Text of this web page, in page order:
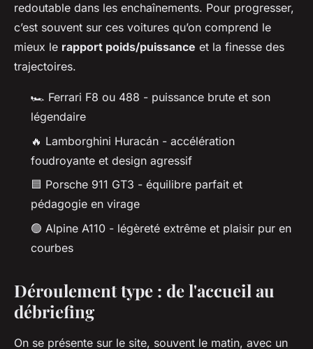
redoutable dans les enchaînements. Pour progresser,
c’est souvent sur ces voitures qu’on comprend le
mieux le rapport poids/puissance et la finesse des
trajectoires.
🏎️ Ferrari F8 ou 488 - puissance brute et son
légendaire
🔥 Lamborghini Huracán - accélération
foudroyante et design agressif
🟦 Porsche 911 GT3 - équilibre parfait et
pédagogie en virage
🟢 Alpine A110 - légèreté extrême et plaisir pur en
courbes
Déroulement type : de l'accueil au
débriefing
On se présente sur le site, souvent le matin, avec un